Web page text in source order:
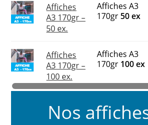
Affiches
A3 170gr –
50 ex.
Affiches A3
170gr 50 ex
Affiches
A3 170gr –
100 ex.
Affiches A3
170gr 100 ex
Nos